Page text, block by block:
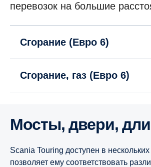
перевозок на большие
Сгорание (Евро 6)
Сгорание, газ (Евро 6)
Мосты, двери,
Scania Touring доступен в
позволяет ему соответствовать